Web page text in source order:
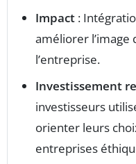
Impact :
améliorer
l’entreprise.
Investissement
investisseurs
orienter leurs
entreprises